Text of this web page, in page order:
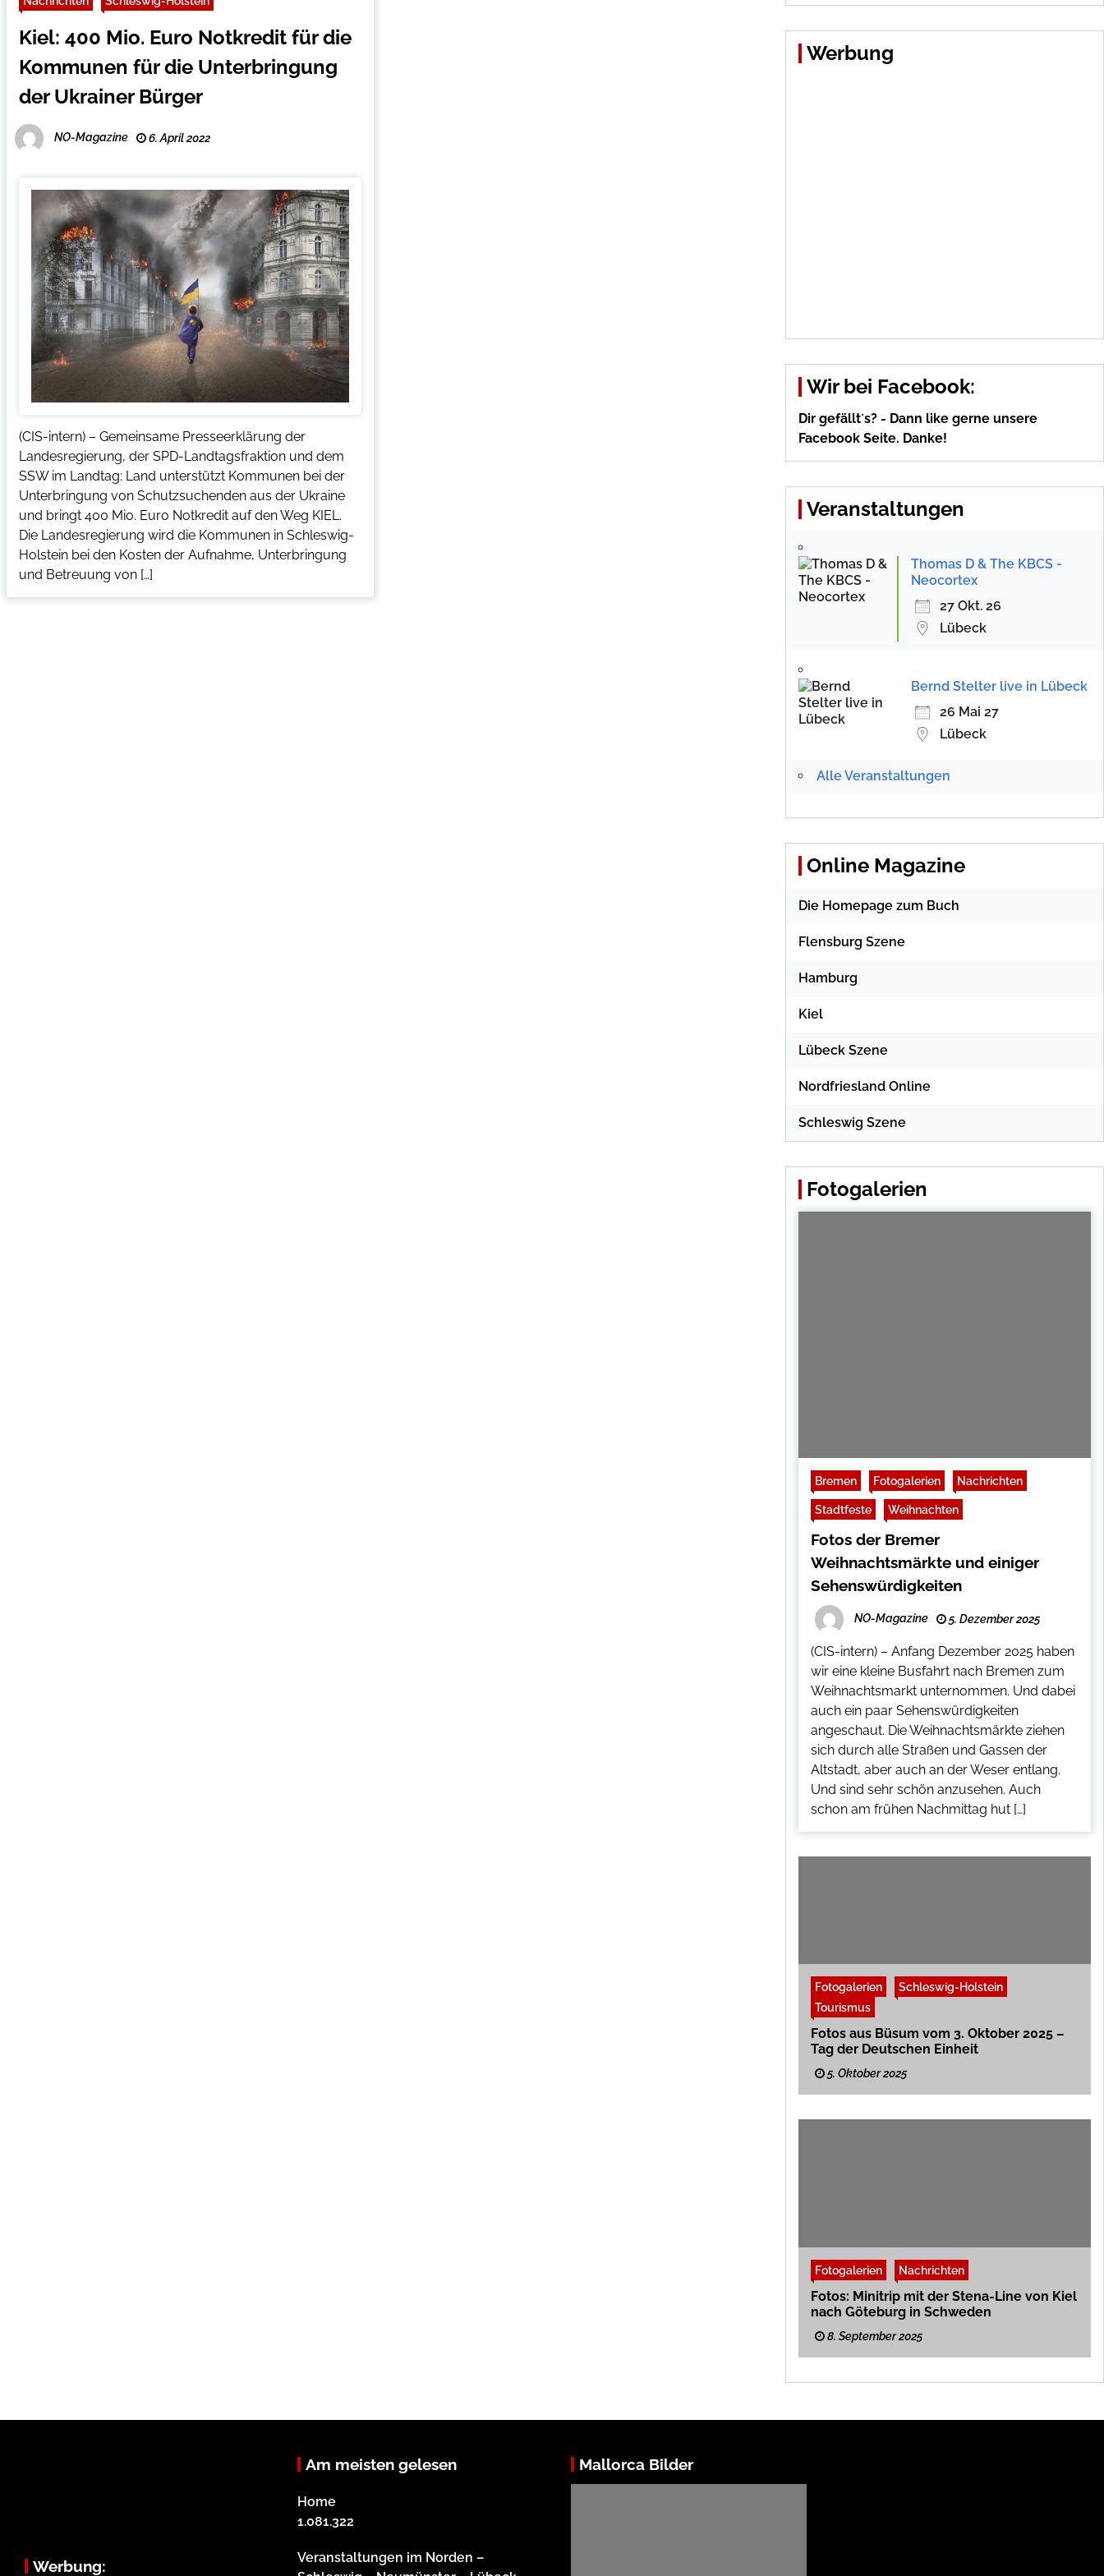
Kiel: 400 Mio. Euro Notkredit für die
Kommunen für die Unterbringung
der Ukrainer Bürger
NO-Magazine 6. April 2022
(CIS-intern) – Gemeinsame Presseerklärung der
Landesregierung, der SPD-Landtagsfraktion und dem
SSW im Landtag: Land unterstützt Kommunen bei der
Unterbringung von Schutzsuchenden aus der Ukraine
und bringt 400 Mio. Euro Notkredit auf den Weg KIEL.
Die Landesregierung wird die Kommunen in Schleswig-
Holstein bei den Kosten der Aufnahme, Unterbringung
und Betreuung von […]
Werbung
Wir bei Facebook:
Dir gefällt´s? - Dann like gerne unsere
Facebook Seite. Danke!
Veranstaltungen
Thomas D & The KBCS -
Neocortex
27 Okt. 26
Lübeck
Bernd Stelter live in Lübeck
26 Mai 27
Lübeck
Alle Veranstaltungen
Online Magazine
Die Homepage zum Buch
Flensburg Szene
Hamburg
Kiel
Lübeck Szene
Nordfriesland Online
Schleswig Szene
Fotogalerien
Bremen Fotogalerien Nachrichten
Stadtfeste Weihnachten
Fotos der Bremer
Weihnachtsmärkte und einiger
Sehenswürdigkeiten
NO-Magazine 5. Dezember 2025
(CIS-intern) – Anfang Dezember 2025 haben
wir eine kleine Busfahrt nach Bremen zum
Weihnachtsmarkt unternommen. Und dabei
auch ein paar Sehenswürdigkeiten
angeschaut. Die Weihnachtsmärkte ziehen
sich durch alle Straßen und Gassen der
Altstadt, aber auch an der Weser entlang.
Und sind sehr schön anzusehen. Auch
schon am frühen Nachmittag hut […]
Fotogalerien
Schleswig-Holstein
Tourismus
Fotos aus Büsum vom 3. Oktober 2025 –
Tag der Deutschen Einheit
5. Oktober 2025
Fotogalerien Nachrichten
Fotos: Minitrip mit der Stena-Line von Kiel
nach Göteburg in Schweden
8. September 2025
Werbung:
Am meisten gelesen
Home
1.081.322
Veranstaltungen im Norden –
Mallorca Bilder